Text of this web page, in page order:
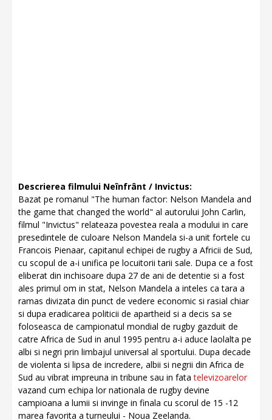
Descrierea filmului Neînfrânt / Invictus:
Bazat pe romanul "The human factor: Nelson Mandela and
the game that changed the world" al autorului John Carlin,
filmul "Invictus" relateaza povestea reala a modului in care
presedintele de culoare Nelson Mandela si-a unit fortele cu
Francois Pienaar, capitanul echipei de rugby a Africii de Sud,
cu scopul de a-i unifica pe locuitorii tarii sale. Dupa ce a fost
eliberat din inchisoare dupa 27 de ani de detentie si a fost
ales primul om in stat, Nelson Mandela a inteles ca tara a
ramas divizata din punct de vedere economic si rasial chiar
si dupa eradicarea politicii de apartheid si a decis sa se
foloseasca de campionatul mondial de rugby gazduit de
catre Africa de Sud in anul 1995 pentru a-i aduce laolalta pe
albi si negri prin limbajul universal al sportului. Dupa decade
de violenta si lipsa de incredere, albii si negrii din Africa de
Sud au vibrat impreuna in tribune sau in fatatelevizoarelor
vazand cum echipa lor nationala de rugby devine
campioana a lumii si invinge in finala cu scorul de 15 -12
marea favorita a turneului - Noua Zeelanda.